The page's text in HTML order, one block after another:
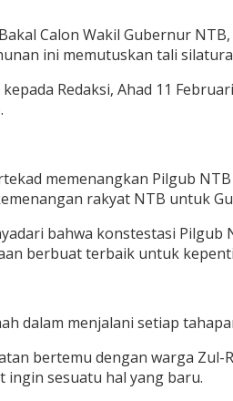
Calon Wakil Gubernur
ini memutuskan tali
Redaksi, Ahad 11
memenangkan Pilgub
rakyat NTB untuk
bahwa konstestasi
berbuat terbaik untuk
dalam menjalani setiap
bertemu dengan warga
ingin sesuatu hal yang baru.